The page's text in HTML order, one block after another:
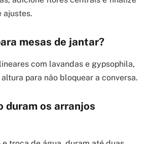
ajustes.
mesas de jantar?
com lavandas e gypsophila,
para não bloquear a conversa.
duram os arranjos